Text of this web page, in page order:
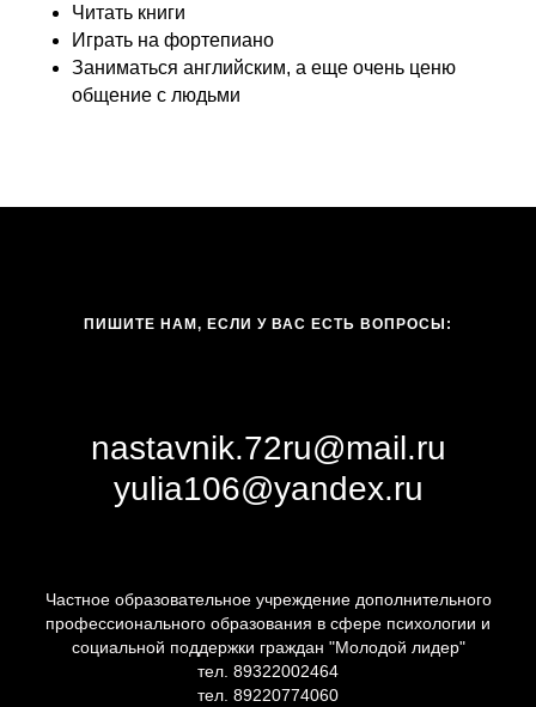
Читать книги
Играть на фортепиано
Заниматься английским, а еще очень ценю
общение с людьми
ПИШИТЕ НАМ, ЕСЛИ У ВАС ЕСТЬ ВОПРОСЫ:
nastavnik.72ru@mail.ru
yulia106@yandex.ru
Частное образовательное учреждение дополнительного
профессионального образования в сфере психологии и
социальной поддержки граждан "Молодой лидер"
тел. 89322002464
тел. 89220774060